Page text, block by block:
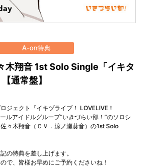
A-on特典
木翔音 1st Solo Single「イキタ
通常盤】
ジェクト『イキヅライブ！ LOVELIVE！
ルアイドルグループ“いきづらい部！”のソロシ
々木翔音（ＣＶ．涼ノ瀬葵音）の1st Solo
の特典を差し上げます。
で、皆様お早めにご予約くださいね！